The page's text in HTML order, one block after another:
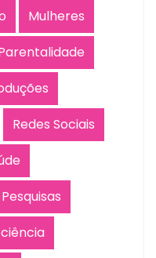
Mulheres
Redes Sociais